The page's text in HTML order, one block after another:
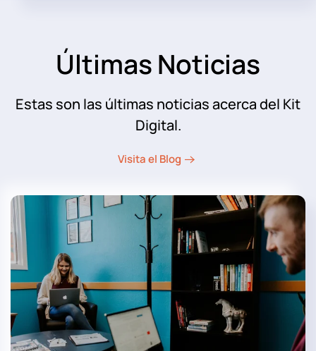
Últimas Noticias
Estas son las últimas noticias acerca del Kit
Digital.
Visita el Blog